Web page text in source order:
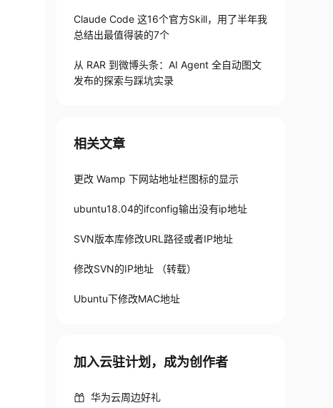
Claude Code 这16个官方Skill，用了半年我
总结出最值得装的7个
从 RAR 到微博头条：AI Agent 全自动图文
发布的探索与踩坑实录
相关文章
更改 Wamp 下网站地址栏图标的显示
ubuntu18.04的ifconfig输出没有ip地址
SVN版本库修改URL路径或者IP地址
修改SVN的IP地址 （转载）
Ubuntu下修改MAC地址
加入云驻计划，成为创作者
华为云周边好礼